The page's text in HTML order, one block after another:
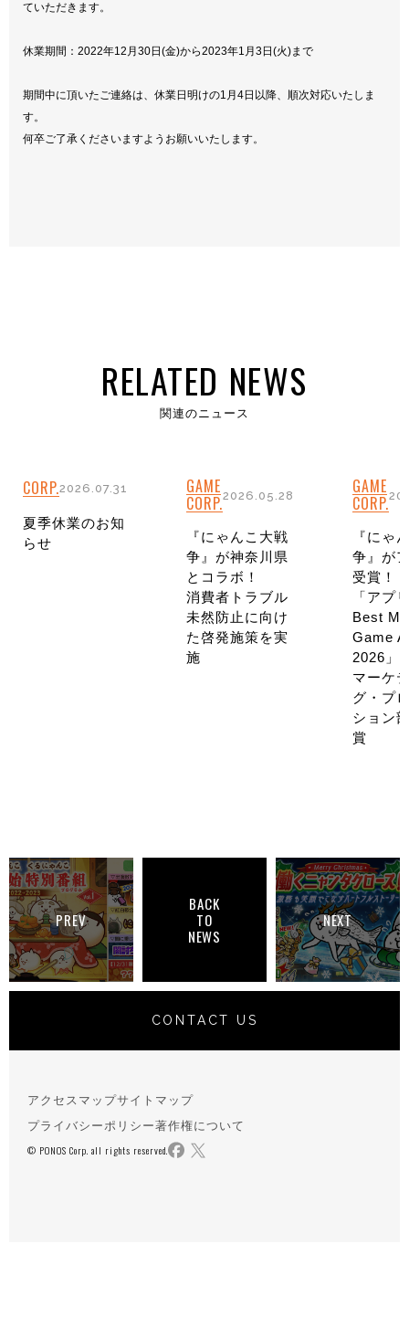
ていただきます。
休業期間：2022年12月30日(金)から2023年1月3日(火)まで
期間中に頂いたご連絡は、休業日明けの1月4日以降、順次対応いたしま
す。
何卒ご了承くださいますようお願いいたします。
RELATED NEWS
関連のニュース
CORP.2026.07.31
夏季休業のお知
らせ
GAME
CORP.2026.05.28
『にゃんこ大戦
争』が神奈川県
とコラボ！
消費者トラブル
未然防止に向け
た啓発施策を実
施
GAME
CORP.
『にゃ
争』が
受賞！
「アプ
Best
Game
2026」
マーケ
グ・プ
ション
賞
PREV
BACK
TO
NEWS
NEXT
CONTACT US
アクセスマップサイトマップ
プライバシーポリシー著作権について
© PONOS Corp. all rights reserved.